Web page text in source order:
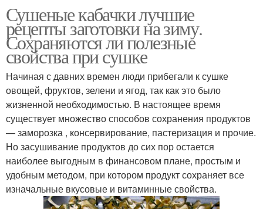
Сушеные кабачки лучшие
рецепты заготовки на зиму.
Сохраняются ли полезные
свойства при сушке
Начиная с давних времен люди прибегали к сушке
овощей, фруктов, зелени и ягод, так как это было
жизненной необходимостью. В настоящее время
существует множество способов сохранения продуктов
— заморозка , консервирование, пастеризация и прочие.
Но засушивание продуктов до сих пор остается
наиболее выгодным в финансовом плане, простым и
удобным методом, при котором продукт сохраняет все
изначальные вкусовые и витаминные свойства.